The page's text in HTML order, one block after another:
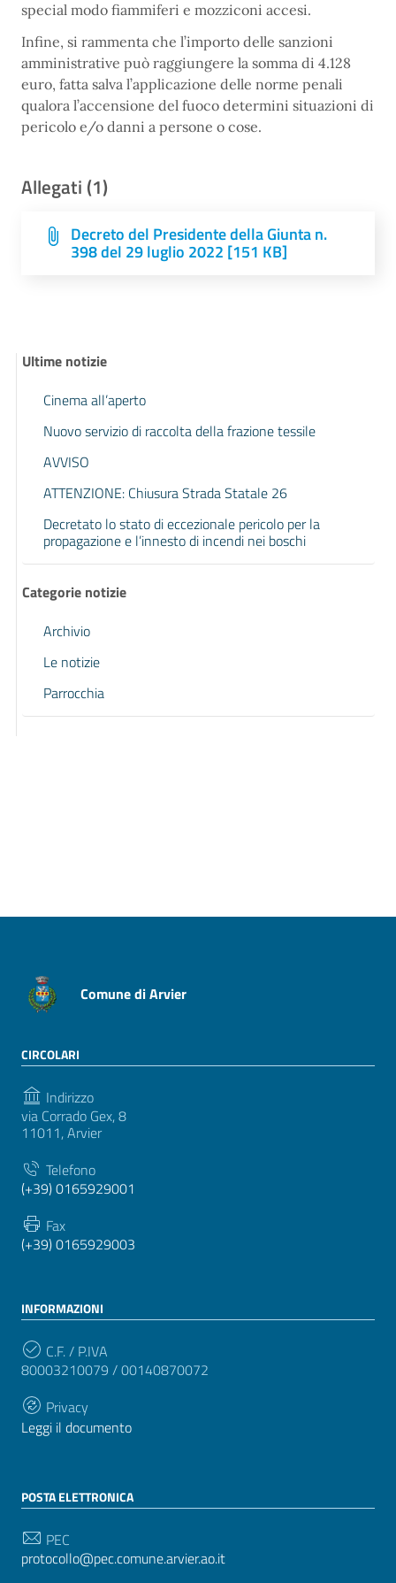
special modo fiammiferi e mozziconi accesi.
Infine, si rammenta che l’importo delle sanzioni
amministrative può raggiungere la somma di 4.128
euro, fatta salva l’applicazione delle norme penali
qualora l’accensione del fuoco determini situazioni di
pericolo e/o danni a persone o cose.
Allegati (1)
Decreto del Presidente della Giunta n.
398 del 29 luglio 2022 [151 KB]
Ultime notizie
Cinema all’aperto
Nuovo servizio di raccolta della frazione tessile
AVVISO
ATTENZIONE: Chiusura Strada Statale 26
Decretato lo stato di eccezionale pericolo per la
propagazione e l’innesto di incendi nei boschi
Categorie notizie
Archivio
Le notizie
Parrocchia
Comune di Arvier
CIRCOLARI
Indirizzo
via Corrado Gex, 8
11011, Arvier
Telefono
(+39) 0165929001
Fax
(+39) 0165929003
INFORMAZIONI
C.F. / P.IVA
80003210079 / 00140870072
Privacy
Leggi il documento
POSTA ELETTRONICA
PEC
protocollo@pec.comune.arvier.ao.it